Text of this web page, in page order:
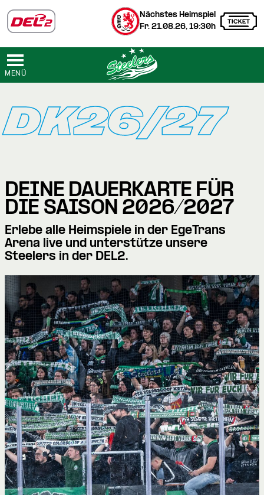
Nächstes Heimspiel
Fr. 21.08.26, 19:30h
MENÜ
DK26/27
DEINE DAUERKARTE FÜR
DIE SAISON 2026/2027
Erlebe alle Heimspiele in der EgeTrans
Arena live und unterstütze unsere
Steelers in der DEL2.